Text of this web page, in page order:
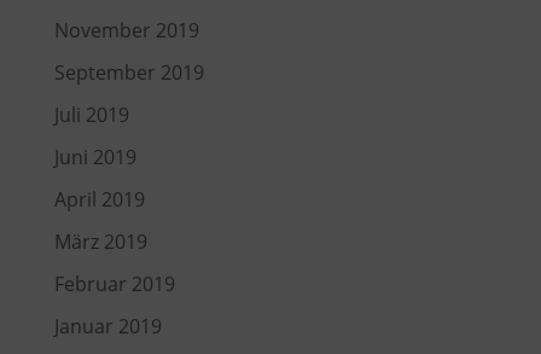
November 2019
September 2019
Juli 2019
Juni 2019
April 2019
März 2019
Februar 2019
Januar 2019